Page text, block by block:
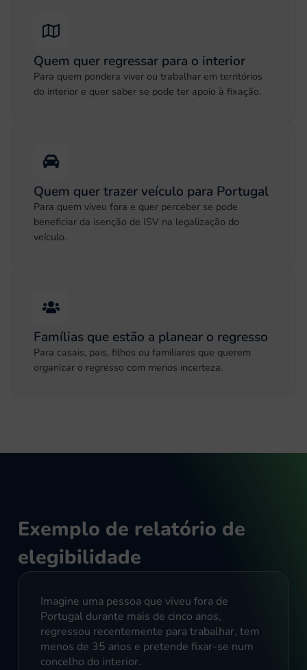
Quem quer regressar para o interior
Para quem pondera viver ou trabalhar em territórios
do interior e quer saber se pode ter apoio à fixação.
Quem quer trazer veículo para Portugal
Para quem viveu fora e quer perceber se pode
beneficiar da isenção de ISV na legalização do
veículo.
Famílias que estão a planear o regresso
Para casais, pais, filhos ou familiares que querem
organizar o regresso com menos incerteza.
Exemplo de relatório de
elegibilidade
Imagine uma pessoa que viveu fora de
Portugal durante mais de cinco anos,
regressou recentemente para trabalhar, tem
menos de 35 anos e pretende fixar-se num
concelho do interior.